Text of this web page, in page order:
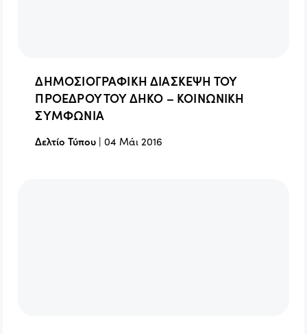
ΔΗΜΟΣΙΟΓΡΑΦΙΚΗ ΔΙΑΣΚΕΨΗ ΤΟΥ
ΠΡΟΕΔΡΟΥ ΤΟΥ ΔΗΚΟ – ΚΟΙΝΩΝΙΚΗ
ΣΥΜΦΩΝΙΑ
Δελτίο Τύπου |04 Μάι 2016